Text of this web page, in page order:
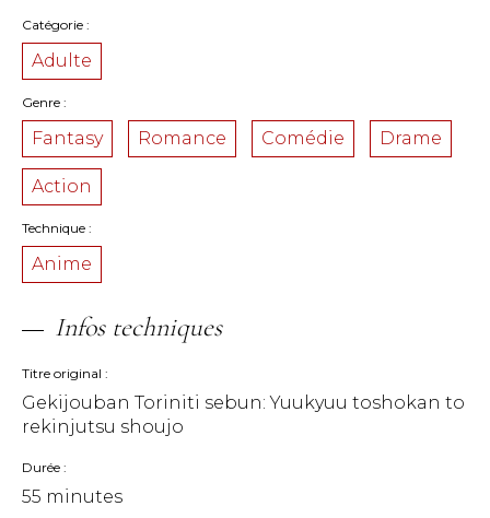
Catégorie
Adulte
Genre
Fantasy Romance Comédie Drame
Action
Technique
Anime
Infos techniques
Titre original
Gekijouban Toriniti sebun: Yuukyuu toshokan to
rekinjutsu shoujo
Durée
55 minutes